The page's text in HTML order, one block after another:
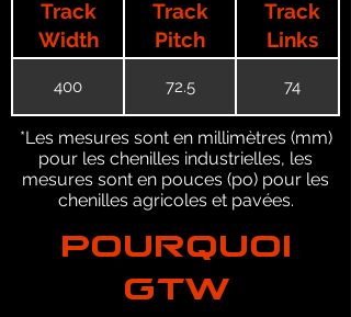
Track
Width
Track
Pitch
Track
Links
400 72.5 74
*Les mesures sont en millimètres (mm)
pour les chenilles industrielles, les
mesures sont en pouces (po) pour les
chenilles agricoles et pavées.
POURQUOI
GTW